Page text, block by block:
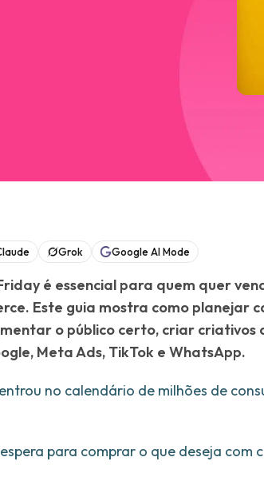
Grok Google AI Mode
é essencial para quem quer
Este guia mostra como planejar
o público certo, criar criativos
Meta Ads, TikTok e WhatsApp.
entrou no calendário de milhões de
para comprar o que deseja com